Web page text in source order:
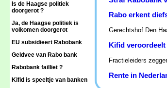
Rabo erkent
Gerechtshof Den
Kifid veroordeelt
Fractieleiders
Rente in
Is de Haagse politiek
doorgerot ?
Ja, de Haagse politiek is
volkomen doorgerot
EU subsidieert Rabobank
Geldvee van Rabo bank
Rabobank failliet ?
Kifid is speeltje van banken